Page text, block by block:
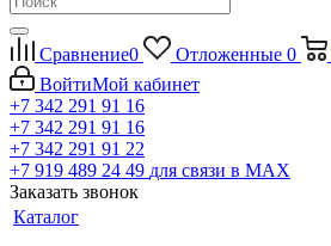
Сравнение0 Отложенные 0
ВойтиМой кабинет
+7 342 291 91 16
+7 342 291 91 16
+7 342 291 91 22
+7 919 489 24 49 для связи в МАХ
Заказать звонок
Каталог